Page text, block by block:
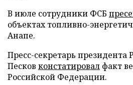
В июле сотрудники ФСБ
объектах топливно-
Анапе.
Пресс-секретарь
Песков констатировал факт
Российской Федерации.